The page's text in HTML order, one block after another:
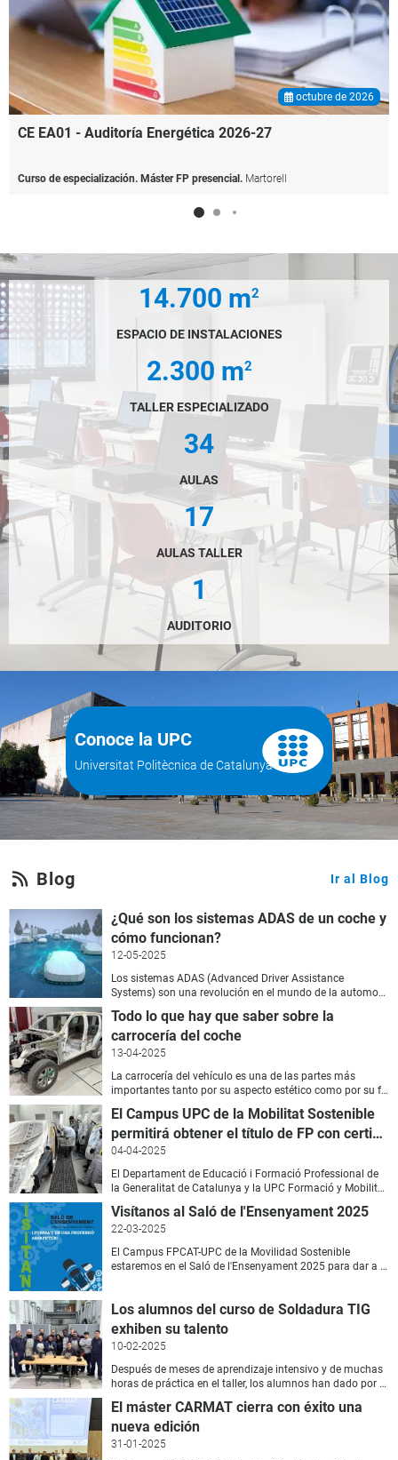
octubre de 2026
CE EA01 - Auditoría Energética 2026-27
Curso de especialización. Máster FP presencial. Martorell
14.700 m2
ESPACIO DE INSTALACIONES
2.300 m2
TALLER ESPECIALIZADO
34
AULAS
17
AULAS TALLER
1
AUDITORIO
Conoce la UPC
Universitat Politècnica de Catalunya
Blog Ir al Blog
¿Qué son los sistemas ADAS de un coche y
cómo funcionan?
12-05-2025
Los sistemas ADAS (Advanced Driver Assistance
Systems) son una revolución en el mundo de la automoción. Estos sistemas avanzados de asistencia a la conducción tienen como principal objetivo reducir los accidentes, aumentar la seguridad vial y facilitar la conducción, aprovechando el potencial de las últimas tecnologías. Con su progresiva implantación, la demanda de profesionales formados en sistemas ADAS es cada vez más alta. Por eso, desde el Campus FPCAT-UPC de la Movilidad Sostenible ofrecemos un curso especializado en esta tecnología, orientado a profesionales que quieran desarrollarse o perfeccionar sus conocimientos en el campo de la automoción y la diagnosis electrónica. ¿Para qué sirven los sistemas ADAS? Los sistemas ADAS aumentan la seguridad del conductor, de los pasajeros y del resto de usuarios de la vía. Mediante cámaras, sensores, radares y procesamiento de datos, el vehículo puede: Detectar obstáculos en la vía. Frenar automáticamente en situaciones de riesgo. Avisar sobre cambios involuntarios de carril. Adaptar la velocidad al tráfico. Facilitar maniobras de estacionamiento. Tipos de sistemas ADAS más utilizados A continuación detallamos los principales sistemas ADAS que podemos encontrar en los vehículos modernos de forma más habitual: Control de crucero adaptativo (ACC). Permite mantener una velocidad constante y una distancia segura con el vehículo delantero, ajustándose automáticamente según el tráfico. Sistema de aviso de salida de carril (LDW). Detecta si el vehículo se desvía de forma involuntaria del carril y emite un aviso visual o acústico para alertar al conductor. Frenado automático de emergencia (AEB). Actúa automáticamente sobre los frenos si detecta una colisión inminente, ayudando a evitar el accidente o reducir su gravedad. Asistencia de mantenimiento de carril (LKA). No sólo avisa sino que corrige ligeramente la trayectoria del vehículo para mantenerlo dentro del carril. Reconocimiento de señales de tráfico. Capta e interpreta las señales de tráfico y las muestra en el cuadro de instrumentos, mejorando la información al conductor. Detección de ángulo muerto. Detecta vehículos en el ángulo muerto y avisa con luminosidad o vibración al volante para evitar accidentes en adelantamientos o cambios de carril. ¿Cómo funcionan los sistemas ADAS? Los sistemas ADAS utilizan una red de cámaras, radares, láseres y sensores ultrasónicos. Estos dispositivos recogen datos en tiempo real que son procesados ??por las unidades electrónicas del vehículo para ofrecer una respuesta automatizada o un aviso al conductor. Todos estos sistemas trabajan coordinadamente mediante la comunicación entre centralitas a través del bus CAN. ¿Por qué formarte en sistemas ADAS? Cada vez más vehículos llegan al mercado equipados con ADAS, y las empresas del sector de la automoción necesitan profesionales formados para realizar el mantenimiento, la reparación y calibración de estos sistemas. Formarte en ADAS es una oportunidad para posicionarte profesionalmente en un mercado en constante evolución y con alta demanda de talento técnico. curso completo y 100% subvencionado donde aprenderás: Los principios tecnológicos de los ADAS Funcionamiento de los principales sistemas Cómo realizar diagnosis y calibración Utilización de herramientas reales en el taller Próximo curso disponible: consulta toda la información e inscripciones en la web oficial del curso de sistemas ADAS
Todo lo que hay que saber sobre la
carrocería del coche
13-04-2025
La carrocería del vehículo es una de las partes más
importantes tanto por su aspecto estético como por su funcionalidad y seguridad. Esta estructura no sólo define el diseño del vehículo, sino que también protege a los pasajeros y define a su aerodinámica y, por tanto, parcialmente su eficiencia. Como centro de formación especialista en automoción, desde el Campus FPCAT-UPC de la Movilidad Sostenible de Martorell queremos explicar qué tipos de carrocerías existen y las técnicas que se utilizan. ¿Cuáles son las tipologías de carrocerías que existen? Podemos clasificar las carrocerías que tienen los vehículos según diferentes criterios, aunque lo más importante es en función de su estructura: Carrocería autoportante ( unibody ) Carrocería bastidor ( body-on-frame ) Carrocería modular ( skateboard ) [caption id="attachment_820" align="alignnone" width="2560"] Imagen de una carrocería autoportante.[/caption] Partes que forman la carrocería de un vehículo Para trabajar en la carrocería de un vehículo, es necesario tener claros los principales elementos utilizados en su fabricación. Travesía: Pieza estructural transversal que aporta rigidez a la carrocería conjuntamente con los laureles. Las travesías más claramente identificadas son la travesía de deformación delantera y trasera que es una parte esencial para absorber la energía en un impacto frontal o posterior, pues ayuda a que los dos largueros trabajen de manera similar. Larguero: Los largueros son elementos estructurales longitudinales que conjuntamente con las travesías conforman la estructura básica del vehículo. Los laureles recorren longitudinalmente todo el vehículo y representan los principales puntos de apoyo de los distintos elementos del mismo. Montante: Pieza estructural vertical de la carrocería. Talonera: La talonera, también conocida como basón, es la pieza lateral situada en la parte baja del vehículo, debajo de las puertas. Conjuntamente con los montantes se encarga de dar rigidez frente a impactos laterales. Formación en carrocería en el Campus FPCAT-UPC de la Movilidad Sostenible Si te apasiona el sector de la automoción y quieres aprender todo lo que hace falta saber sobre la carrocería del coche, en el Campus FPCAT-UPC de la Movilidad Sostenible disponemos de diferentes programas de formación, incluyendo: Certificado profesional de Chapa y Pintura (TMVL0509). Certificado Profesional sobre Planificación del Área de Carrocería (TMVL0609). Máster CARMAT (Carrocería y Materiales de Automoción). En breve, iniciaremos el Certificado Profesional de Planificación del Área de Carrocería , una formación 100% subvencionada pensada para que puedas organizar, programar y supervisar la ejecución de operaciones en el área de taller de carrocería y ejecutar tasaciones, reparaciones de chapa y pintura y homologaciones. Con nuestra formación podrás trabajar como jefe de taller, perito, encargado de ITV y jefe de ventas. Últimas plazas disponibles.
El Campus UPC de la Mobilitat Sostenible
permitirá obtener el título de FP con certificados profesionales
04-04-2025
El Departament de Educació i Formació Professional de
la Generalitat de Catalunya y la UPC Formació y Mobilitat S.A. han acordado que, a partir de septiembre de este año, el centro pueda ofrecer un itinerario formativo en el Campus FPCat-UPC de la Mobilitat Sostenible (Martorell) , que permitirá que los alumnos de certificados profesionales puedan obtener un título de técnico o técnico superior de FP añadiendo, a estos estudios, las materias transversales que imparte el Institut Obert de Catalunya (IOC), más el trabajo de fin de grado, que deberán cursar en un centro acreditado por el Departament d'Educació. Este acuerdo ha requerido una coordinación entre el Departament d'Educació -encargado de expedir los títulos de FP- y el Departament d'Empresa, encargado de los certificados profesionales. Esta modalidad es pionera en Catalunya y es la que prevé el nuevo decreto del Sistema de Formació Professional, que permite que el estudiantado de los módulos profesionales pueda capitalizar la formación obteniendo el título con mayor flexibilidad y permeabilidad, facilitando que los estudiantes puedan realizar itinerarios formativos, progresando en su calificación profesional de forma gradual (del Grado C al Grado D). El acuerdo compromete a las partes a ofrecer hasta 45 plazas cada semestre, que podrán ampliarse a petición de la comisión de seguimiento. Toda esta oferta formativa está sujeta a precio público. A partir de septiembre, el CMS Martorell será el primer centro de Catalunya que ofrecerá la posibilidad de conseguir el título de FP con este sistema. Esta oferta ya estará disponible en el Saló de l'Ensenyament, que abrirá sus puertas este miércoles día 26. La UPC Formació i Mobilitat S.A gestiona el centro de Martorell desde 2022, y ha diseñado la formación del centro para que el estudiantado pueda actualizar sus conocimientos en relación con la evolución del sector de la movilidad con la movilidad sostenible. Con esta voluntad, se ha adaptado la formación a las necesidades de un sector que está realizando grandes esfuerzos en esta dirección y que está experimentando importantes transformaciones. Los títulos que se podrán obtener a) De grado medio: - Familia profesional: Transporte y mantenimiento de vehículos Electromecánica de vehículos automóviles - Familia profesional: Instalación y mantenimiento Mantenimiento electromecánico  Familia profesional: Fabricación mecánica Mecanización b) De grado superior: - Familia profesional: Transporte y mantenimiento de vehículos Automoción - Familia profesional: Instalación y mantenimiento Mecatrónica industrial  Familia profesional: Fabricación mecánica Programación de la producción en fabricación mecánica - Familia profesional: Electricidad y electrónica Automatización y robótica industrial Un millar de alumnos Hoy, el Campus FPCAT-UPC de la Mobilitat Sostenible en Martorell acoge a un millar de estudiantes y ofrece una amplia gama de formación centrada en la industria de la movilidad sostenible. La oferta formativa incluye: Formación Profesional para el Empleo: Esta formación está en marcha desde enero de 2023. Los cursos están diseñados para mejorar la calificación y competencias profesionales, así como la capacidad de inserción o reinserción laboral de los profesionales del sector. Certificados Profesionales: Se ofrecen cursos 100% subvencionados que incluyen una estancia de prácticas en empresas para fomentar la inserción laboral. Formación a profesorado de FP para su adaptación a las nuevas necesidades tecnológicas del sector. Formación continua para profesionales del sector.
Visítanos al Saló de l'Ensenyament 2025
22-03-2025
El Campus FPCAT-UPC de la Movilidad Sostenible
estaremos en el Saló de l'Ensenyament 2025 para dar a conocer nuestra oferta formativa especializada en Formación Profesional en las áreas de la automoción, la fabricación mecánica, la electromecánica y la soldadura. Nos podréis encontrar en Fira Barcelona el 26 al 30 de marzo situados en el Pabellón Número 2, Stand 206, donde tendremos instalado nuestro stand con la presencia de responsables del centro, profesores y alumnos para orientaros y resolver todas vuestras dudas sobre la oferta formativa que tenemos en el Campus. También hemos preparado algunas sorpresas en automoción que no se puedes perderte. Como expertos en automoción, fabricación mecánica, electromecánica y soldadura, desde el Campus FPCAT-UPC de la Movilidad Sostenible pondremos el foco en esta edición del Salón en nuestra oferta de Grados Medios y Superiores y de Programas de Formación e Inserción (PFI). Oferta en Formación Profesional Ciclos Formativos de Grado Medio (CFGM) y Superior (CFGS): Electricidad y Electrónica Informática y Comunicaciones Transporte y mantenimiento de vehículos Energía y agua Fabricación mecánica Instalación y mantenimiento Los ciclos formativos son enseñanzas de Formación Profesional (FP) que tienen como objetivo preparar a los estudiantes para el ejercicio cualificado de una profesión y para su inserción en el mercado laboral. Estos estudios tienen una duración de dos cursos académicos (2.000 horas) y se agrupan en familias profesionales combinando la formación teórica y práctica e incluyendo un período obligatorio de prácticas en empresa. En el Campus FPCAT-UPC de la Movilidad Sostenible contamos con ciclos formativos de grado medio y de grado superior. Programas de Formación e Inserción (PFI) Carrocería de Vehículos Reparación y Mantenimiento de Vehículos Fabricación Mecánica y Soldadura Instalaciones Electrotécnicas Los programas de formación e inserción (PFI) están dirigidos a jóvenes de entre 16 y 21 años que no disponen del graduado en Educación Secundaria Obligatoria (ESO) y que quieren iniciarse en una profesión. La duración de un programa de formación e inserción es de un año académico (1000 horas) y dispone de prácticas profesionales en empresa. El objetivo es mejorar la calificación profesional a través de un primer aprendizaje con el mundo laboral. Cursos de Especialización Los cursos de especialización son formaciones complementarias de la Formación Profesional (FP) cuyo objetivo es profundizar en un ámbito concreto y especializarse en competencias avanzadas. Están dirigidos a titulados de ciclos formativos de grado medio y de grado superior, tienen una duración de entre 300 a 720 horas y, en muchos casos, incluyen prácticas en empresa. Más formación Junto a toda esta oferta formativa, en el Salón también estaremos presentes con el resto de nuestra formación que suma más de 190 cursos con un enfoque 100% práctico y orientada al mundo profesional. Ofrecemos: Certificados Profesionales Cursos 100% subvencionados y con una estancia de prácticas en empresa para fomentar la inserción laboral y que están destinados, principalmente, a personas en paro que quieran impulsar su futuro profesional. Cursos de formación del Consorcio para la Formación Continua de Catalunya Cursos 100% subvencionados y dirigidos a profesionales que desean continuar su formación para mejorar su perfil profesional o dar un giro a su futuro laboral. Máster y Postgrados Programas de formación permanente centrados en la innovación en automoción y la movilidad que quieran dar respuesta a las necesidades del futuro por los profesionales del sector. Si quieres saber más, visítenos en el Salón de la Enseñanza y fórmate en una profesión con futuro. ¡Os esperamos!
Los alumnos del curso de Soldadura TIG
exhiben su talento
10-02-2025
Después de meses de aprendizaje intensivo y de muchas
horas de práctica en el taller, los alumnos han dado por finalizada la nueva edición del curso de Soldadura TIG (FMEC0219_2) que organizamos desde el Campus FPCAT-UPC de la Movilidad Sostenible. Este Certificado de Profesionalidad ha permitido a los alumnos adquirir los conocimientos técnicos y prácticos necesarios para desenvolverse con éxito en el ámbito de la soldadura TIG. Durante el curso, los estudiantes han aprendido a interpretar planos, aplicar técnicas avanzadas de soldadura y manipular materiales como el acero o aluminio . Un conjunto de conocimientos que han puesto en práctica con la realización de los trabajos finales de curso. El responsable de la formación, Òscar Santervás , explica que plantea a los alumnos la ejecución de un ejercicio práctico para que afronten los retos que se encontrarán en el mundo laboral. El proyecto final permite a los estudiantes trabajar las competencias adquiridas en el curso. Desde la creatividad en el diseño hasta su realización, gestionando materiales, tiempo y recursos. Automoción, diseño industrial y soldadura Los proyectos finales se han inspirado en la automoción, el diseño industrial y en el arte del soldador. A continuación, el resultado final: [caption id="attachment_764" align="aligncenter" width="1350"] Fran, Nadia y Mafoudji.[/caption] [caption id="attachment_767" align="aligncenter" width="1350"] Aaron, Héctor, Jordi y Thomas.[/caption] [caption id="attachment_769" align="aligncenter" width="1350"] Óscar, Pol y Montse.[/caption] [caption id="attachment_771" align="aligncenter" width="1350"] Sergi, Aitor y Mohamed.[/caption] [caption id="attachment_773" align="aligncenter" width="1350"] Lisandro, Sergio y Richard.[/caption] Una profesión con salida profesional El Certificado de Profesionalidad de Soldadura TIG ha tenido como objetivo proporcionar una formación práctica y especializada, combinando teoría con práctica en un entorno real y con una atención personalizada. En la actualidad, la soldadura es una profesión que cuenta con una gran demanda de personal cualificado que conozca el oficio. Para saber más detalles del curso podéis revisar el siguiente vídeo: [embed]https://www.youtube.com/watch?v=rtPFGqwyV3g[/embed] Nuevas ediciones Para más información sobre las nuevas ediciones del curso de Soldadura TIG o para cualquiera de los otros cursos que impartimos en el centro podéis visitar nuestra página web: CMS_UPC.
El máster CARMAT cierra con éxito una
nueva edición
31-01-2025